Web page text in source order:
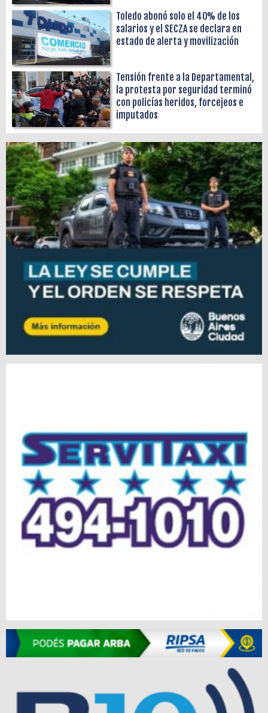
Toledo abonó solo el 40% de los
salarios y el SECZA se declara en
estado de alerta y movilización
Tensión frente a la Departamental,
la protesta por seguridad terminó
con policías heridos, forcejeos e
imputados